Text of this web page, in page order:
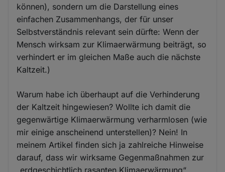
können), sondern um die Darstellung eines
einfachen Zusammenhangs, der für unser
Selbstverständnis relevant sein dürfte: Wenn der
Mensch wirksam zur Klimaerwärmung beiträgt, so
verhindert er im gleichen Maße auch die nächste
Kaltzeit.)
Warum habe ich überhaupt auf die Verhinderung
der Kaltzeit hingewiesen? Wollte ich damit die
gegenwärtige Klimaerwärmung verharmlosen (wie
mir einige anscheinend unterstellen)? Nein! In
meinem Artikel finden sich ja zahlreiche Hinweise
darauf, dass wir wirksame Gegenmaßnahmen zur